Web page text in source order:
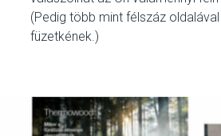
(Pedig több mint félszáz
füzetkének.)